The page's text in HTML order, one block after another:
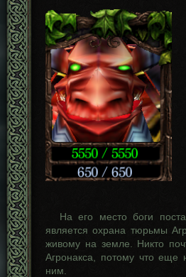
На его место боги
является охрана тюрьмы
живому на земле. Никто
Агронакса, потому что еще
ним.